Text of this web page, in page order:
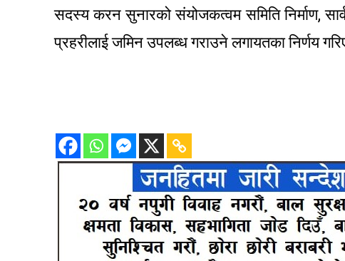
सदस्य करन सुनारको संयोजकत्वम समिति निर्माण,
प्रहरीलाई जमिन उपलब्ध गराउने लगायतका निर्णय